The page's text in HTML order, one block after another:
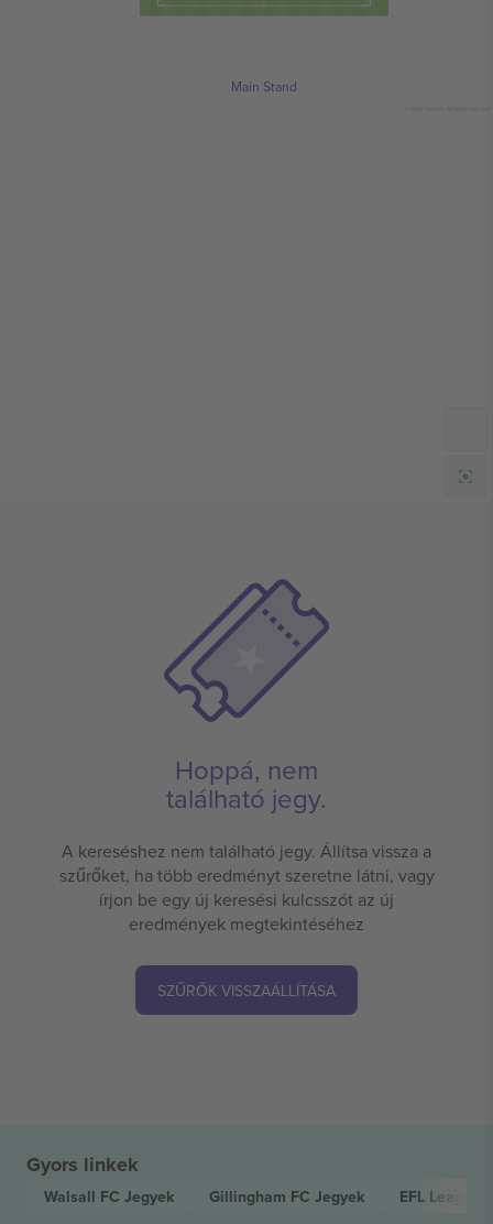
Main Stand
Hoppá, nem
található jegy.
A kereséshez nem található jegy. Állítsa vissza a
szűrőket, ha több eredményt szeretne látni, vagy
írjon be egy új keresési kulcsszót az új
eredmények megtekintéséhez
SZŰRŐK VISSZAÁLLÍTÁSA
Gyors linkek
Walsall FC Jegyek Gillingham FC Jegyek EFL League